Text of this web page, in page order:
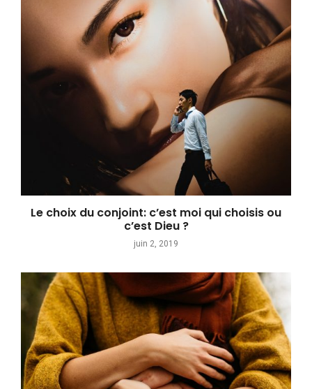
Le choix du conjoint: c’est moi qui choisis ou
c’est Dieu ?
juin 2, 2019